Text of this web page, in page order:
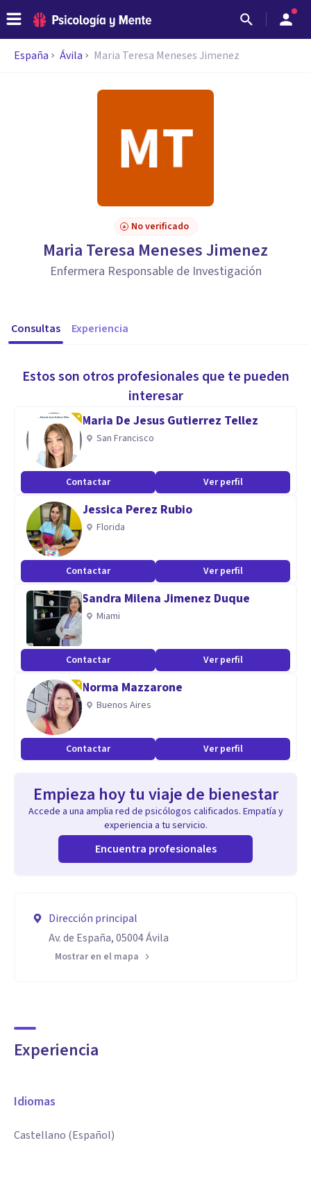
España Ávila Maria Teresa Meneses Jimenez
No verificado
Maria Teresa Meneses Jimenez
Enfermera Responsable de Investigación
Consultas Experiencia
Estos son otros profesionales que te pueden
interesar
Maria De Jesus Gutierrez Tellez
San Francisco
Contactar Ver perfil
Jessica Perez Rubio
Florida
Contactar Ver perfil
Sandra Milena Jimenez Duque
Miami
Contactar Ver perfil
Norma Mazzarone
Buenos Aires
Contactar Ver perfil
Empieza hoy tu viaje de bienestar
Accede a una amplia red de psicólogos calificados. Empatía y
experiencia a tu servicio.
Encuentra profesionales
Dirección principal
Av. de España, 05004 Ávila
Mostrar en el mapa
Experiencia
Idiomas
Castellano (Español)